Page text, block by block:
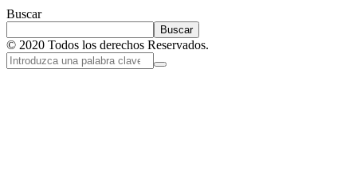
Buscar
Buscar
© 2020 Todos los derechos Reservados.